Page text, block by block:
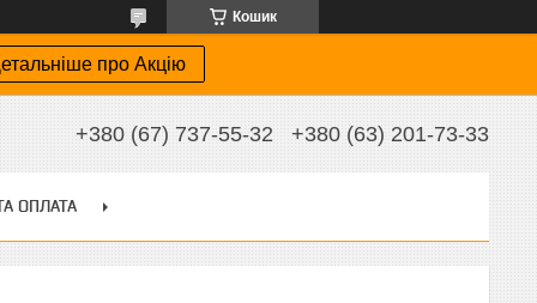
Кошик
про Акцію
+380 (67) 737-55-32 +380 (63) 201-73-33
ОПЛАТА